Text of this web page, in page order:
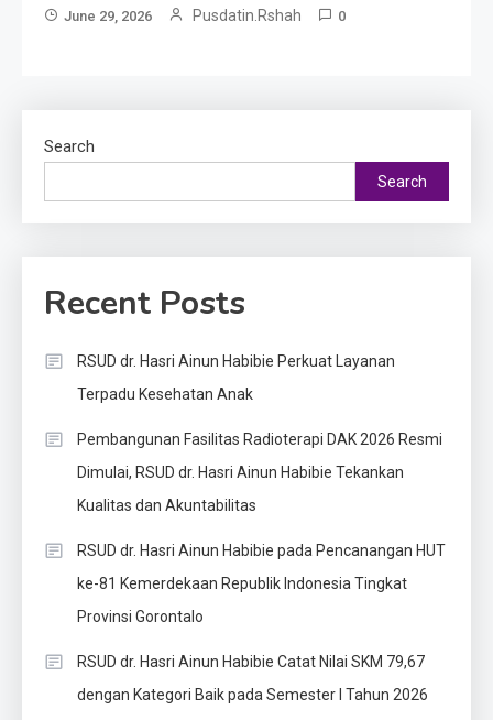
June 29, 2026 Pusdatin.rshah 0
Search
Search
Recent Posts
RSUD dr. Hasri Ainun Habibie Perkuat Layanan
Terpadu Kesehatan Anak
Pembangunan Fasilitas Radioterapi DAK 2026 Resmi
Dimulai, RSUD dr. Hasri Ainun Habibie Tekankan
Kualitas dan Akuntabilitas
RSUD dr. Hasri Ainun Habibie pada Pencanangan HUT
ke-81 Kemerdekaan Republik Indonesia Tingkat
Provinsi Gorontalo
RSUD dr. Hasri Ainun Habibie Catat Nilai SKM 79,67
dengan Kategori Baik pada Semester I Tahun 2026